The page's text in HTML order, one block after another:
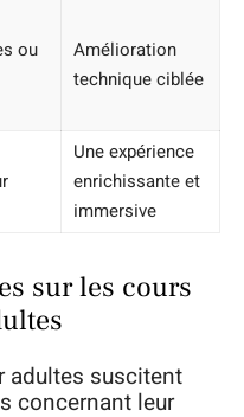
ou
Amélioration
technique ciblée
Une expérience
enrichissante et
immersive
sur les cours
adultes suscitent
concernant leur